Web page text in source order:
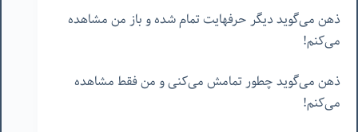
ذهن می‌گوید دیگر حرفهایت تمام شده و باز من مشاهده
می‌کنم!
ذهن می‌گوید چطور تمامش می‌کنی و من فقط مشاهده
می‌کنم!